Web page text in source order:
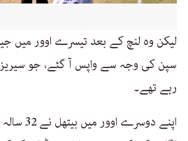
لیکن وہ لنچ کے بعد تیسرے اوور میں
سپن کی وجہ سے واپس آ گئے، جو سیریز
رہے تھے۔
اپنے